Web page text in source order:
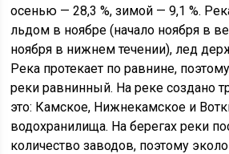
осенью — 28,3 %, зимой — 9,1 %.
льдом в ноябре (начало ноября в
ноября в нижнем течении), лед
Река протекает по равнине,
реки равнинный. На реке создано
это: Камское, Нижнекамское и
водохранилища. На берегах реки
количество заводов, поэтому